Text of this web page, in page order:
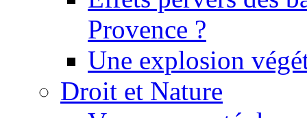
Provence ?
Une explosion
Droit et Nature